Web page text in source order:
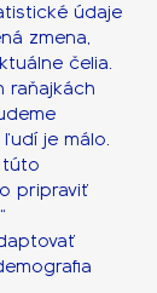
údaje
zmena,
čelia.
raňajkách
je málo.
túto
pripraviť